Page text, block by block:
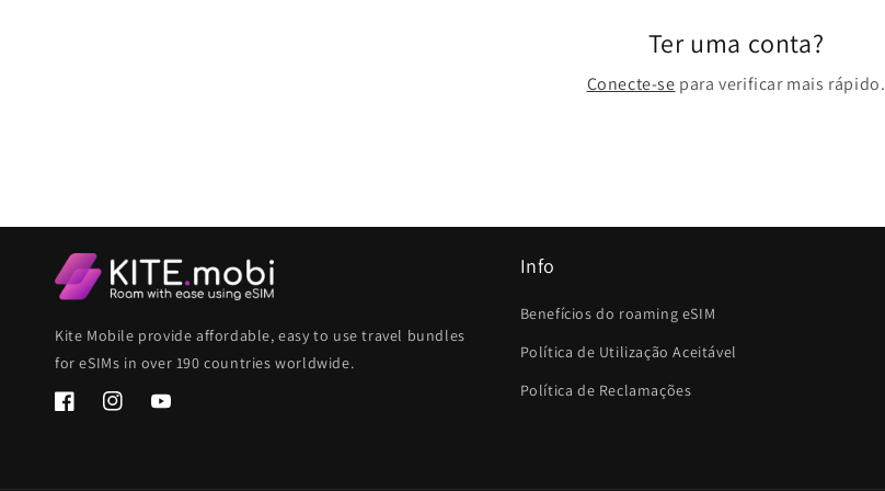
Ter uma conta?
Conecte-se para verificar mais rápido.
Kite Mobile provide affordable, easy to use travel bundles
for eSIMs in over 190 countries worldwide.
FacebookInstagramYouTube
Info
Benefícios do roaming eSIM
Política de Utilização Aceitável
Política de Reclamações